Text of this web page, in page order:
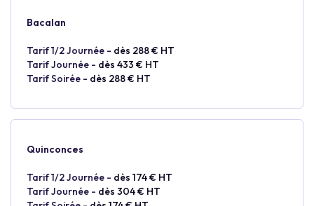
Bacalan
Tarif 1/2 Journée - dès 288 € HT
Tarif Journée - dès 433 € HT
Tarif Soirée - dès 288 € HT
Quinconces
Tarif 1/2 Journée - dès 174 € HT
Tarif Journée - dès 304 € HT